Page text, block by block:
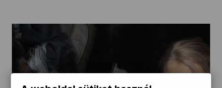
Dakar 2026